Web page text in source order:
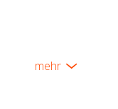
mehr